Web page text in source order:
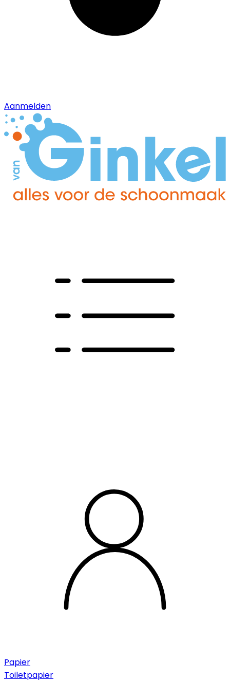
Aanmelden
Papier
Toiletpapier